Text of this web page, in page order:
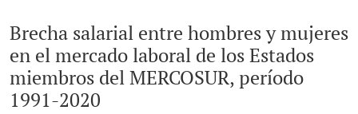
Brecha salarial entre hombres y mujeres
en el mercado laboral de los Estados
miembros del MERCOSUR, período
1991-2020